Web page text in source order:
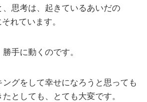
、思考は、起きているあいだの
れています。
手に動くのです。
グをして幸せになろうと思っても
としても、とても大変です。